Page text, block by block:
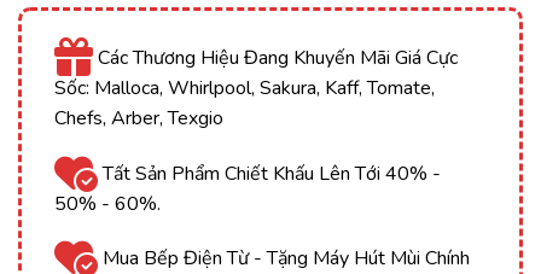
Các Thương Hiệu Đang Khuyến Mãi Giá Cực
Sốc: Malloca, Whirlpool, Sakura, Kaff, Tomate,
Chefs, Arber, Texgio
Tất Sản Phẩm Chiết Khấu Lên Tới 40% -
50% - 60%.
Mua Bếp Điện Từ - Tặng Máy Hút Mùi Chính